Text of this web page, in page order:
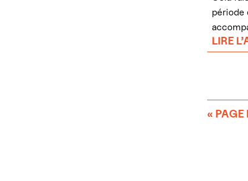
période
LIRE
« PAGE